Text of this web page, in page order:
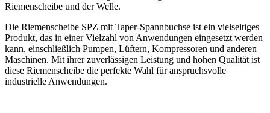
Riemenscheibe und der Welle.
Die Riemenscheibe SPZ mit Taper-Spannbuchse ist ein vielseitiges
Produkt, das in einer Vielzahl von Anwendungen eingesetzt werden
kann, einschließlich Pumpen, Lüftern, Kompressoren und anderen
Maschinen. Mit ihrer zuverlässigen Leistung und hohen Qualität ist
diese Riemenscheibe die perfekte Wahl für anspruchsvolle
industrielle Anwendungen.